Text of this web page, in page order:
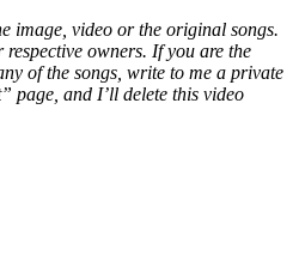
image, video or the original songs.
owners. If you are the
of the songs, write to me a private
page, and I’ll delete this video